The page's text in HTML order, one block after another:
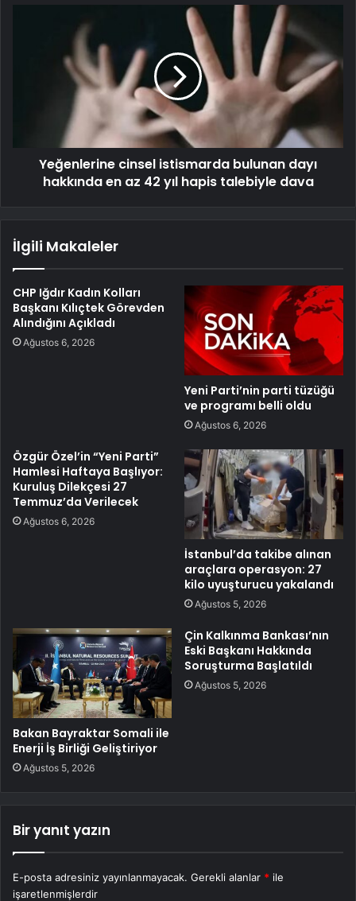
Yeğenlerine cinsel istismarda bulunan dayı
hakkında en az 42 yıl hapis talebiyle dava
İlgili Makaleler
CHP Iğdır Kadın Kolları
Başkanı Kılıçtek Görevden
Alındığını Açıkladı
Ağustos 6, 2026
Yeni Parti’nin parti tüzüğü
ve programı belli oldu
Ağustos 6, 2026
Özgür Özel’in “Yeni Parti”
Hamlesi Haftaya Başlıyor:
Kuruluş Dilekçesi 27
Temmuz’da Verilecek
Ağustos 6, 2026
İstanbul’da takibe alınan
araçlara operasyon: 27
kilo uyuşturucu yakalandı
Ağustos 5, 2026
Bakan Bayraktar Somali ile
Enerji İş Birliği Geliştiriyor
Ağustos 5, 2026
Çin Kalkınma Bankası’nın
Eski Başkanı Hakkında
Soruşturma Başlatıldı
Ağustos 5, 2026
Bir yanıt yazın
E-posta adresiniz yayınlanmayacak. Gerekli alanlar * ile
işaretlenmişlerdir